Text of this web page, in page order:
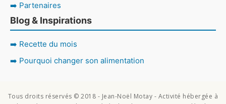
➡️ Partenaires
Blog & Inspirations
➡️ Recette du mois
➡️ Pourquoi changer son alimentation
Tous droits réservés © 2018 - Jean-Noël Motay - Activité hébergée à